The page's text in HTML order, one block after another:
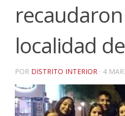
localidad
POR DISTRITO INTERIOR · 4